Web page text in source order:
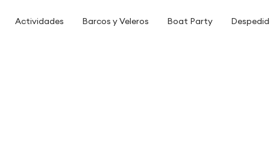
Actividades Barcos y Veleros Boat Party